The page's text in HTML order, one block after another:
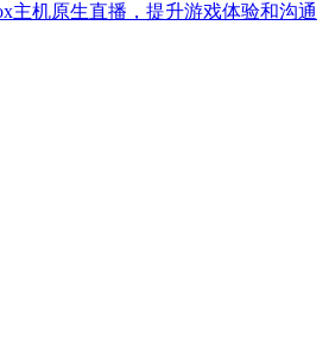
主机原生直播，提升游戏体验和沟通